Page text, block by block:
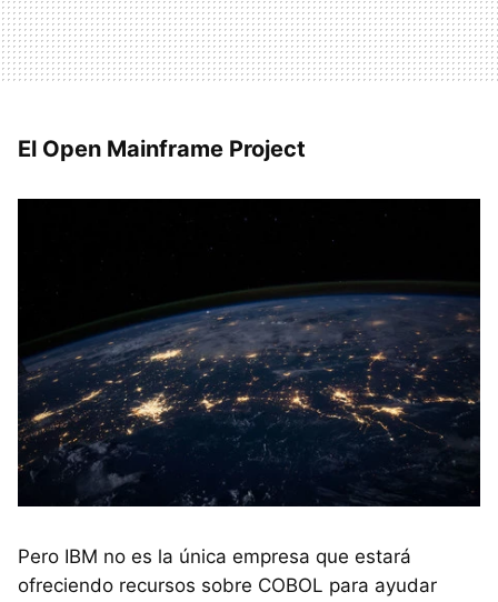
El Open Mainframe Project
Pero IBM no es la única empresa que estará
ofreciendo recursos sobre COBOL para ayudar